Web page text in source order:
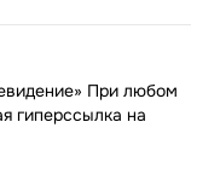
При любом
гиперссылка на